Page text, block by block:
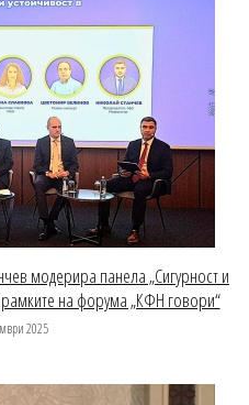
модерира панела „Сигурност и
рамките на форума „КФН говори“
2025